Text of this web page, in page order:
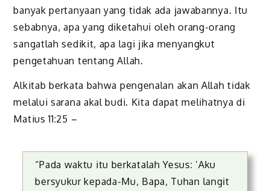
banyak pertanyaan yang tidak ada jawabannya. Itu
sebabnya, apa yang diketahui oleh orang-orang
sangatlah sedikit, apa lagi jika menyangkut
pengetahuan tentang Allah.
Alkitab berkata bahwa pengenalan akan Allah tidak
melalui sarana akal budi. Kita dapat melihatnya di
Matius 11:25 –
“Pada waktu itu berkatalah Yesus: ‘Aku
bersyukur kepada-Mu, Bapa, Tuhan langit